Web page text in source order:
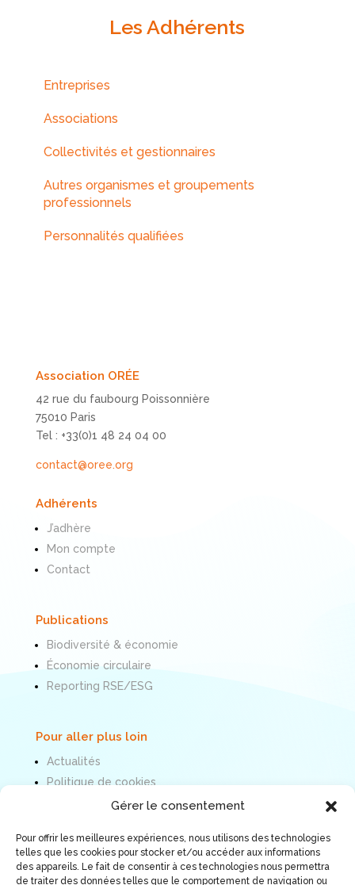
Gérer le consentement
Pour offrir les meilleures expériences, nous utilisons des technologies
telles que les cookies pour stocker et/ou accéder aux informations
des appareils. Le fait de consentir à ces technologies nous permettra
de traiter des données telles que le comportement de navigation ou
Les Adhérents
Entreprises
Associations
Collectivités et gestionnaires
Autres organismes et groupements
professionnels
Personnalités qualifiées
Association ORÉE
42 rue du faubourg Poissonnière
75010 Paris
Tel : +33(0)1 48 24 04 00
contact@oree.org
Adhérents
J’adhère
Mon compte
Contact
Publications
Biodiversité & économie
Économie circulaire
Reporting RSE/ESG
Pour aller plus loin
Actualités
Politique de cookies
Mentions légales
Nous suivre